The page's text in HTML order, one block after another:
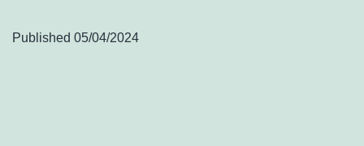
Published 05/04/2024